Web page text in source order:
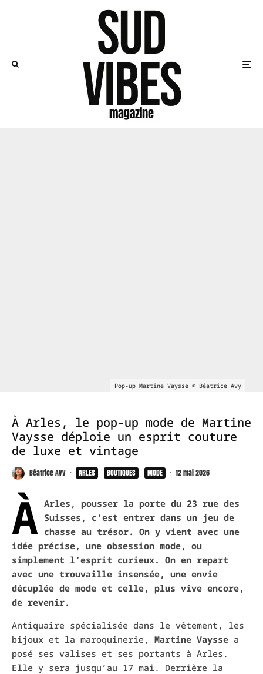
Pop-up Martine Vaysse © Béatrice Avy
À Arles, le pop-up mode de Martine
Vaysse déploie un esprit couture
de luxe et vintage
Béatrice Avy · ARLES BOUTIQUES MODE · 12 mai 2026
À Arles, pousser la porte du 23 rue des
Suisses, c’est entrer dans un jeu de
chasse au trésor. On y vient avec une
idée précise, une obsession mode, ou
simplement l’esprit curieux. On en repart
avec une trouvaille insensée, une envie
décuplée de mode et celle, plus vive encore,
de revenir.
Antiquaire spécialisée dans le vêtement, les
bijoux et la maroquinerie, Martine Vaysse a
posé ses valises et ses portants à Arles.
Elle y sera jusqu’au 17 mai. Derrière la